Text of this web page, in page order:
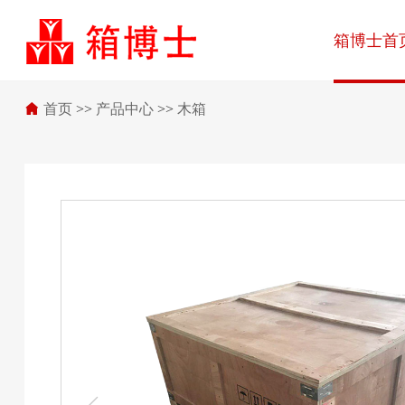
箱博士首
首页>> 产品中心>> 木箱